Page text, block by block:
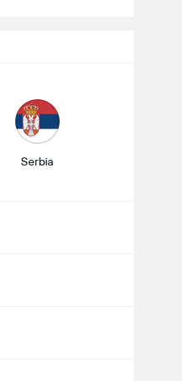
Serbia